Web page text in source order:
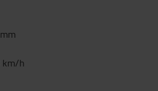
mm
km/h